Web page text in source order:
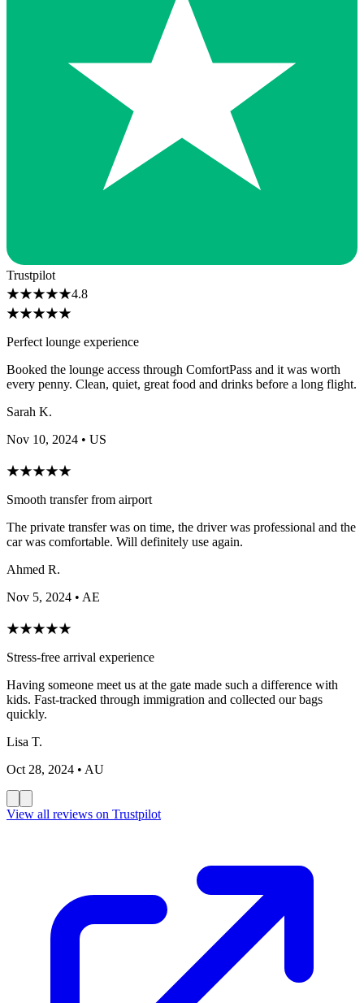
Trustpilot
★★★★★4.8
★★★★★
Perfect lounge experience
Booked the lounge access through ComfortPass and it was worth
every penny. Clean, quiet, great food and drinks before a long flight.
Sarah K.
Nov 10, 2024 • US
★★★★★
Smooth transfer from airport
The private transfer was on time, the driver was professional and the
car was comfortable. Will definitely use again.
Ahmed R.
Nov 5, 2024 • AE
★★★★★
Stress-free arrival experience
Having someone meet us at the gate made such a difference with
kids. Fast-tracked through immigration and collected our bags
quickly.
Lisa T.
Oct 28, 2024 • AU
View all reviews on Trustpilot